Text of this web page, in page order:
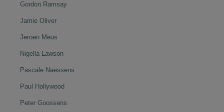
Gordon Ramsay
Jamie Oliver
Jeroen Meus
Nigella Lawson
Pascale Naessens
Paul Hollywood
Peter Goossens